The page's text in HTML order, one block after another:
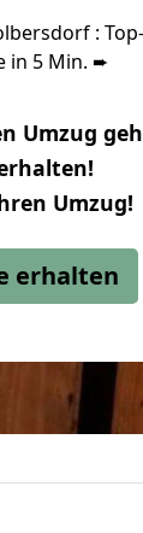
: Top-
in 5 Min. ➨
Umzug
Umzug!
erhalten